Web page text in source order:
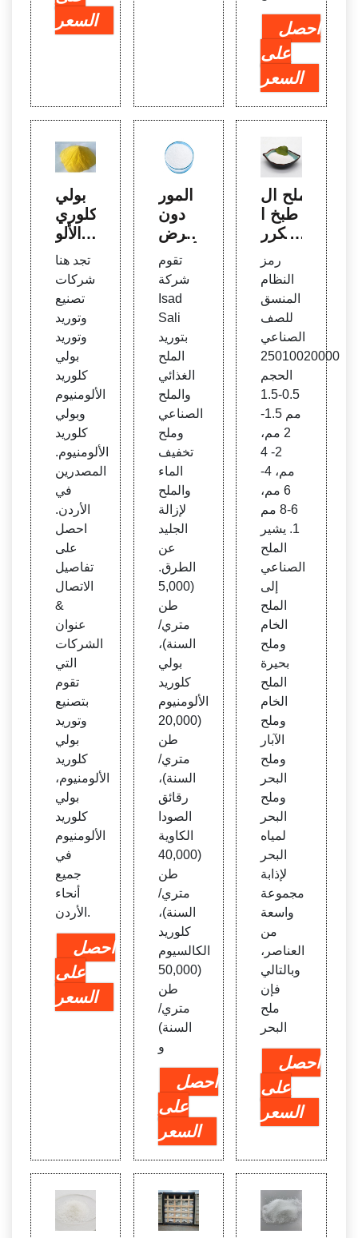
السعر
احصل
على
السعر
بولي
كلوري
د الألو
منيوم
- بول
ي كلو
ريد الأ
لومنيو
م أحد
ث الأ
سعار
والمص
نعين&
المور
دين
تجد هنا
شركات
تصنيع
وتوريد
وتوريد
بولي
كلوريد
الألومنيوم
وبولي
كلوريد
الألومنيوم.
المصدرين
في
الأردن.
احصل
على
تفاصيل
الاتصال
&
عنوان
الشركات
التي
تقوم
بتصنيع
وتوريد
بولي
كلوريد
الألومنيوم،
بولي
كلوريد
الألومنيوم
في
جميع
أنحاء
الأردن.
احصل
على
السعر
المور
دون
عرض
شراء
كلوري
د الكا
م | يو
روبيج
ز
تقوم
شركة
Isad
Sali
بتوريد
الملح
الغذائي
والملح
الصناعي
وملح
تخفيف
الماء
والملح
لإزالة
الجليد
عن
الطرق.
(5,000
طن
متري/
السنة)،
بولي
كلوريد
الألومنيوم
(20,000
طن
متري/
السنة)،
رقائق
الصودا
الكاوية
(40,000
طن
متري/
السنة)،
كلوريد
الكالسيوم
(50,000
طن
متري/
السنة)
و
احصل
على
السعر
ملح ال
طبخ ا
لمكرر
د الص
وديوم
- ملح
الطبخ
المكر
ر كلو
ريد ال
صودي
وم، كل
وريد ا
لصودي
وم - ا
لشرك
ة الم
صنعة
لليوريا
للطه
ي، A
dblu
e، مو
رد الي
وريا S
CR
رمز
النظام
المنسق
للصف
الصناعي
25010020000
الحجم
0.5-1.5
مم 1.5-
2 مم،
2- 4
مم، 4-
6 مم،
6-8 مم
1. يشير
الملح
الصناعي
إلى
الملح
الخام
وملح
بحيرة
الملح
الخام
وملح
الآبار
وملح
البحر
وملح
البحر
لمياه
البحر
لإذابة
مجموعة
واسعة
من
العناصر،
وبالتالي
فإن
ملح
البحر
احصل
على
السعر